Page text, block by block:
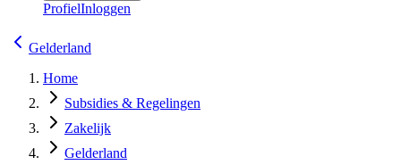
ProfielInloggen
Gelderland
Home
Subsidies & Regelingen
Zakelijk
Gelderland